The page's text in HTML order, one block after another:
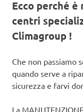
Ecco perché
centri
Climagroup !
Che non passiamo
quando serve a
sicurezza e farvi
La